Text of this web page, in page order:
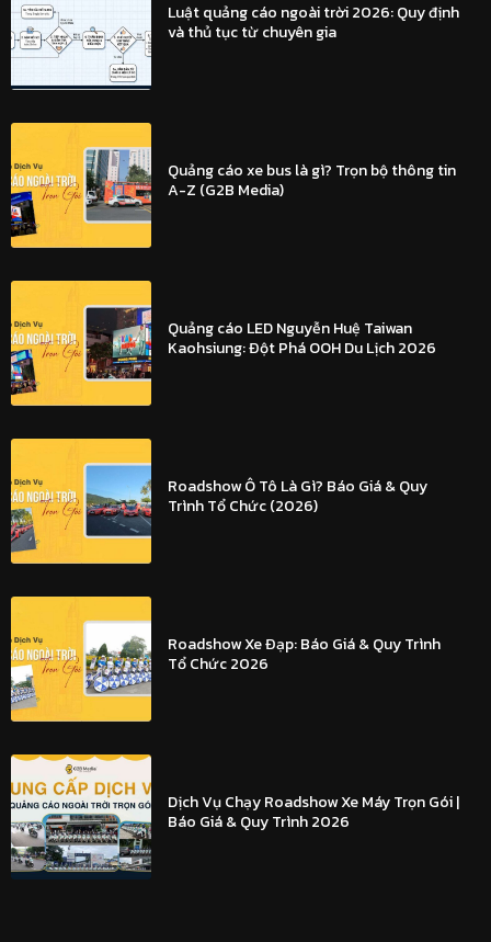
Luật quảng cáo ngoài trời 2026: Quy định
và thủ tục từ chuyên gia
Quảng cáo xe bus là gì? Trọn bộ thông tin
A-Z (G2B Media)
Quảng cáo LED Nguyễn Huệ Taiwan
Kaohsiung: Đột Phá OOH Du Lịch 2026
Roadshow Ô Tô Là Gì? Báo Giá & Quy
Trình Tổ Chức (2026)
Roadshow Xe Đạp: Báo Giá & Quy Trình
Tổ Chức 2026
Dịch Vụ Chạy Roadshow Xe Máy Trọn Gói |
Báo Giá & Quy Trình 2026